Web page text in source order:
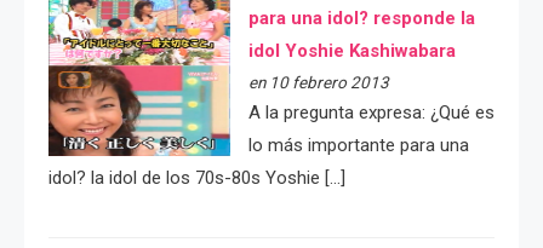
para una idol? responde la
idol Yoshie Kashiwabara
en 10 febrero 2013
A la pregunta expresa: ¿Qué es
lo más importante para una
idol? la idol de los 70s-80s Yoshie […]